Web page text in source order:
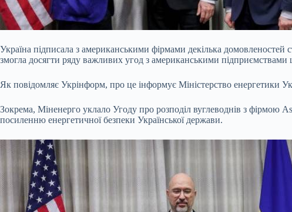
Україна підписала з американськими фірмами декілька
змогла досягти ряду важливих угод з американськими підприємствами
Як повідомляє Укрінформ, про це інформує Міністерство енергетики
Зокрема, Міненерго уклало Угоду про розподіл вуглеводнів з фірмою
посиленню енергетичної безпеки Української держави.